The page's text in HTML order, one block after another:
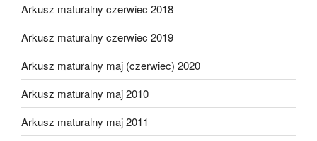
Arkusz maturalny czerwiec 2018
Arkusz maturalny czerwiec 2019
Arkusz maturalny maj (czerwiec) 2020
Arkusz maturalny maj 2010
Arkusz maturalny maj 2011